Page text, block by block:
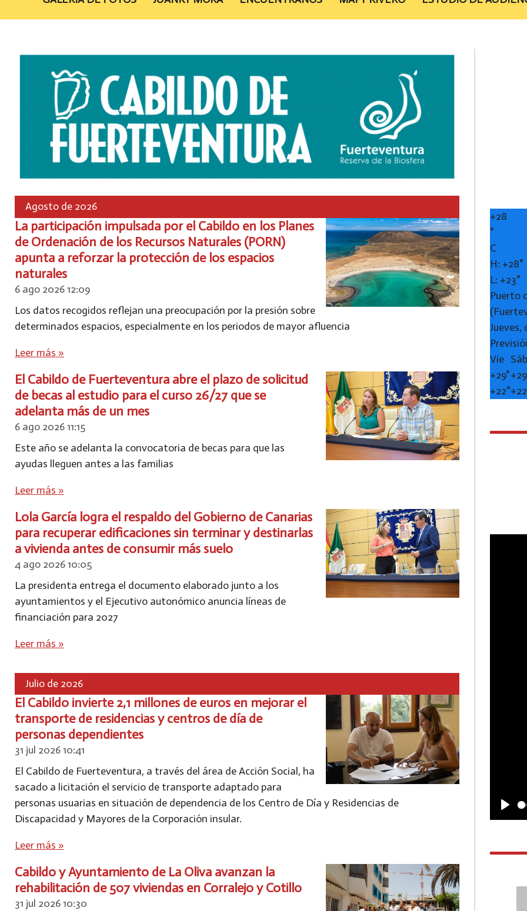
Agosto de 2026
La participación impulsada por el Cabildo en los Planes
de Ordenación de los Recursos Naturales (PORN)
apunta a reforzar la protección de los espacios
naturales
6 ago 202612:09
Los datos recogidos reflejan una preocupación por la presión sobre
determinados espacios, especialmente en los periodos de mayor afluencia
Leer más »
El Cabildo de Fuerteventura abre el plazo de solicitud
de becas al estudio para el curso 26/27 que se
adelanta más de un mes
6 ago 202611:15
Este año se adelanta la convocatoria de becas para que las
ayudas lleguen antes a las familias
Leer más »
Lola García logra el respaldo del Gobierno de Canarias
para recuperar edificaciones sin terminar y destinarlas
a vivienda antes de consumir más suelo
4 ago 202610:05
La presidenta entrega el documento elaborado junto a los
ayuntamientos y el Ejecutivo autonómico anuncia líneas de
financiación para 2027
Leer más »
Julio de 2026
El Cabildo invierte 2,1 millones de euros en mejorar el
transporte de residencias y centros de día de
personas dependientes
31 jul 202610:41
El Cabildo de Fuerteventura, a través del área de Acción Social, ha
sacado a licitación el servicio de transporte adaptado para
personas usuarias en situación de dependencia de los Centro de Día y Residencias de
Discapacidad y Mayores de la Corporación insular.
Leer más »
Cabildo y Ayuntamiento de La Oliva avanzan la
rehabilitación de 507 viviendas en Corralejo y Cotillo
31 jul 202610:30
+28
°
C
H: +28°
L: +23°
Puerto
Vie
+29°+
+22°+
P
a